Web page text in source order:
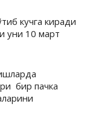
кучга киради
уни 10 март
бир пачка